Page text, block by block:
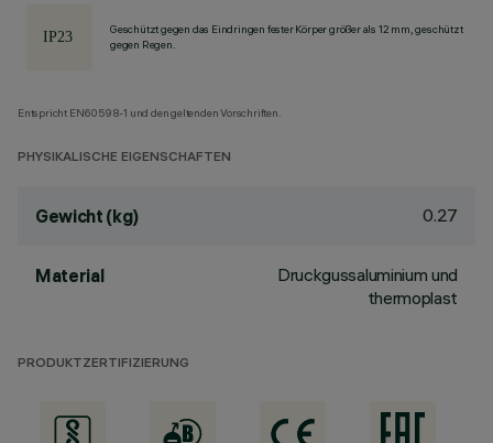
Geschützt gegen das Eindringen fester Körper größer als 12 mm, geschützt
gegen Regen.
Entspricht EN60598-1 und den geltenden Vorschriften.
PHYSIKALISCHE EIGENSCHAFTEN
Gewicht (kg) 0.27
Material
Druckgussaluminium und
thermoplast
PRODUKTZERTIFIZIERUNG